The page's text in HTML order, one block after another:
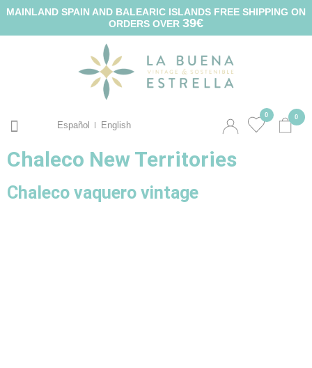
MAINLAND SPAIN AND BALEARIC ISLANDS FREE SHIPPING ON
ORDERS OVER 39€
Español English
0 0
Chaleco New Territories
Chaleco vaquero vintage